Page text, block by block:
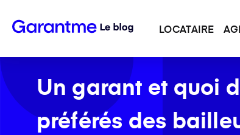
LOCATAIRE
Un garant et quoi
préférés des